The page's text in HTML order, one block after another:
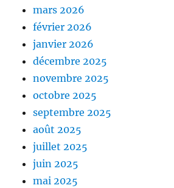
mars 2026
février 2026
janvier 2026
décembre 2025
novembre 2025
octobre 2025
septembre 2025
août 2025
juillet 2025
juin 2025
mai 2025